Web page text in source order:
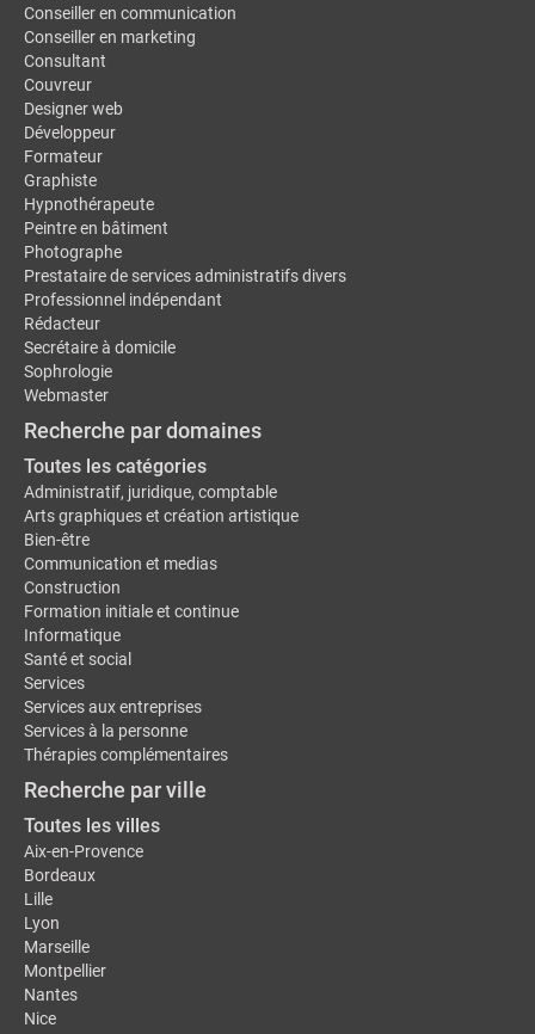
Conseiller en communication
Conseiller en marketing
Consultant
Couvreur
Designer web
Développeur
Formateur
Graphiste
Hypnothérapeute
Peintre en bâtiment
Photographe
Prestataire de services administratifs divers
Professionnel indépendant
Rédacteur
Secrétaire à domicile
Sophrologie
Webmaster
Recherche par domaines
Toutes les catégories
Administratif, juridique, comptable
Arts graphiques et création artistique
Bien-être
Communication et medias
Construction
Formation initiale et continue
Informatique
Santé et social
Services
Services aux entreprises
Services à la personne
Thérapies complémentaires
Recherche par ville
Toutes les villes
Aix-en-Provence
Bordeaux
Lille
Lyon
Marseille
Montpellier
Nantes
Nice